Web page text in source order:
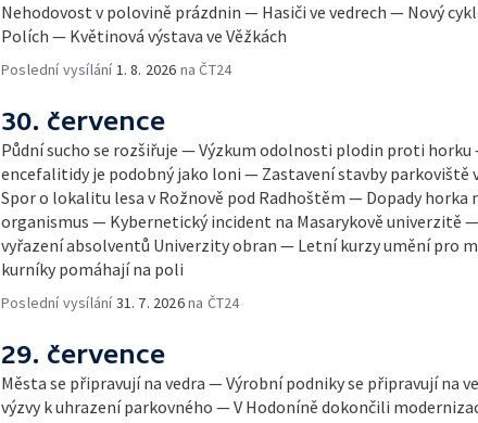
Nehodovost v polovině prázdnin — Hasiči ve vedrech — Nový
Polích — Květinová výstava ve Věžkách
Poslední vysílání1. 8. 2026 na ČT24
30. července
Půdní sucho se rozšiřuje — Výzkum odolnosti plodin proti
encefalitidy je podobný jako loni — Zastavení stavby parkoviště
Spor o lokalitu lesa v Rožnově pod Radhoštěm — Dopady horka
organismus — Kybernetický incident na Masarykově univerzitě
vyřazení absolventů Univerzity obran — Letní kurzy umění pro
kurníky pomáhají na poli
Poslední vysílání31. 7. 2026na ČT24
29. července
Města se připravují na vedra — Výrobní podniky se připravují na
výzvy k uhrazení parkovného — V Hodoníně dokončili